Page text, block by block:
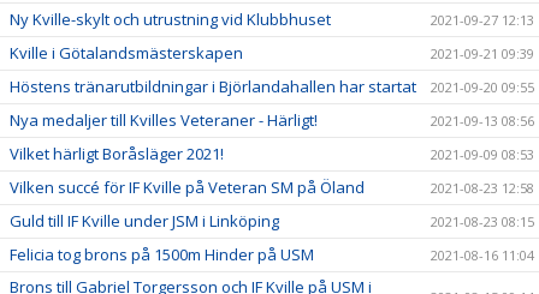
Ny Kville-skylt och utrustning vid Klubbhuset 2021-09-27 12:13
Kville i Götalandsmästerskapen 2021-09-21 09:39
Höstens tränarutbildningar i Björlandahallen har startat 2021-09-20 09:55
Nya medaljer till Kvilles Veteraner - Härligt! 2021-09-13 08:56
Vilket härligt Boråsläger 2021! 2021-09-09 08:53
Vilken succé för IF Kville på Veteran SM på Öland 2021-08-23 12:58
Guld till IF Kville under JSM i Linköping 2021-08-23 08:15
Felicia tog brons på 1500m Hinder på USM 2021-08-16 11:04
Brons till Gabriel Torgersson och IF Kville på USM i